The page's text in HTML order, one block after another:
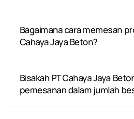
Bagaimana cara memesan
Cahaya Jaya Beton?
Bisakah PT Cahaya Jaya
pemesanan dalam jumlah